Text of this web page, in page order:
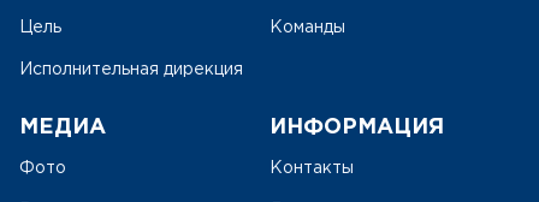
Цель
Исполнительная дирекция
Команды
МЕДИА
Фото
ИНФОРМАЦИЯ
Контакты